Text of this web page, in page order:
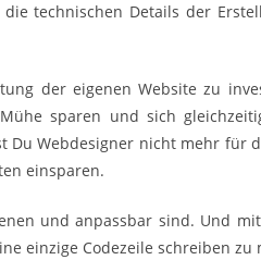
technischen Details der
der eigenen Website zu
sparen und sich
Du Webdesigner nicht mehr für
einsparen.
und anpassbar sind. Und
einzige Codezeile schreiben zu